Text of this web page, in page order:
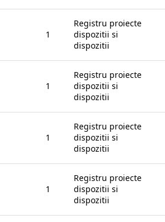
1
Registru proiecte
dispozitii si
dispozitii
1
Registru proiecte
dispozitii si
dispozitii
1
Registru proiecte
dispozitii si
dispozitii
1
Registru proiecte
dispozitii si
dispozitii